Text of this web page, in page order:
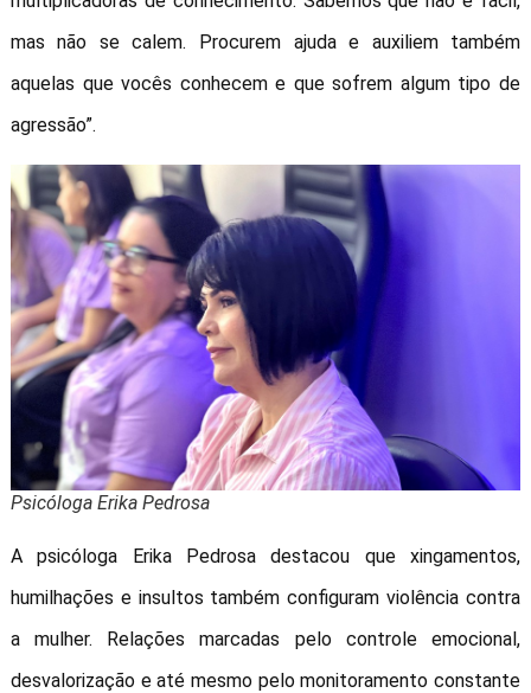
mas não se calem. Procurem ajuda e auxiliem também
aquelas que vocês conhecem e que sofrem algum tipo de
agressão”.
Psicóloga Erika Pedrosa
A psicóloga Erika Pedrosa destacou que xingamentos,
humilhações e insultos também configuram violência contra
a mulher. Relações marcadas pelo controle emocional,
desvalorização e até mesmo pelo monitoramento constante